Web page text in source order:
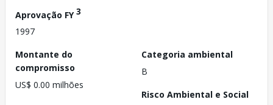
Aprovação FY3
1997
Montante do
compromisso
US$ 0.00 milhões
Categoria ambiental
B
Risco Ambiental e Social